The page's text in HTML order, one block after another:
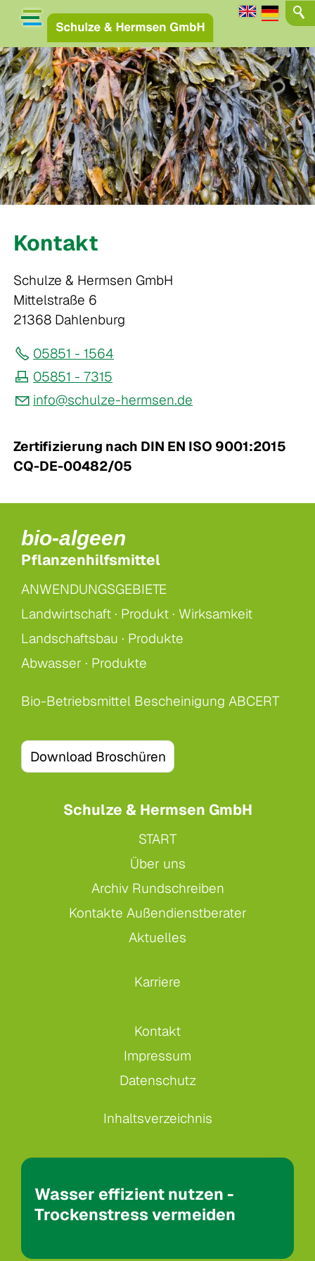
Kontakt
Schulze & Hermsen GmbH
Mittelstraße 6
21368 Dahlenburg
05851 - 1564
05851 - 7315
nf
sch lz -h rms n d
Zertifizierung nach DIN EN ISO 9001:2015
CQ-DE-00482/05
bio-algeen
Pflanzenhilfsmittel
ANWENDUNGSGEBIETE
Landwirtschaft · Produkt · Wirksamkeit
Landschaftsbau · Produkte
Abwasser · Produkte
Bio-Betriebsmittel Bescheinigung ABCERT
Download Broschüren
Schulze & Hermsen GmbH
START
Über uns
Archiv Rundschreiben
Kontakte Außendienstberater
Aktuelles
Karriere
Kontakt
Impressum
Datenschutz
Inhaltsverzeichnis
Wasser effizient nutzen -
Trockenstress vermeiden